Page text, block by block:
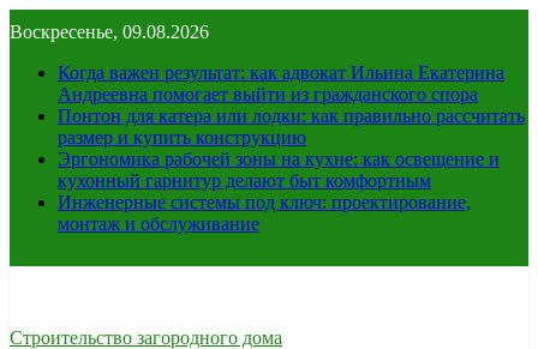
к
содержимому
Воскресенье, 09.08.2026
Когда важен результат: как адвокат Ильина Екатерина
Андреевна помогает выйти из гражданского спора
Понтон для катера или лодки: как правильно рассчитать
размер и купить конструкцию
Эргономика рабочей зоны на кухне: как освещение и
кухонный гарнитур делают быт комфортным
Инженерные системы под ключ: проектирование,
монтаж и обслуживание
Строительство загородного дома